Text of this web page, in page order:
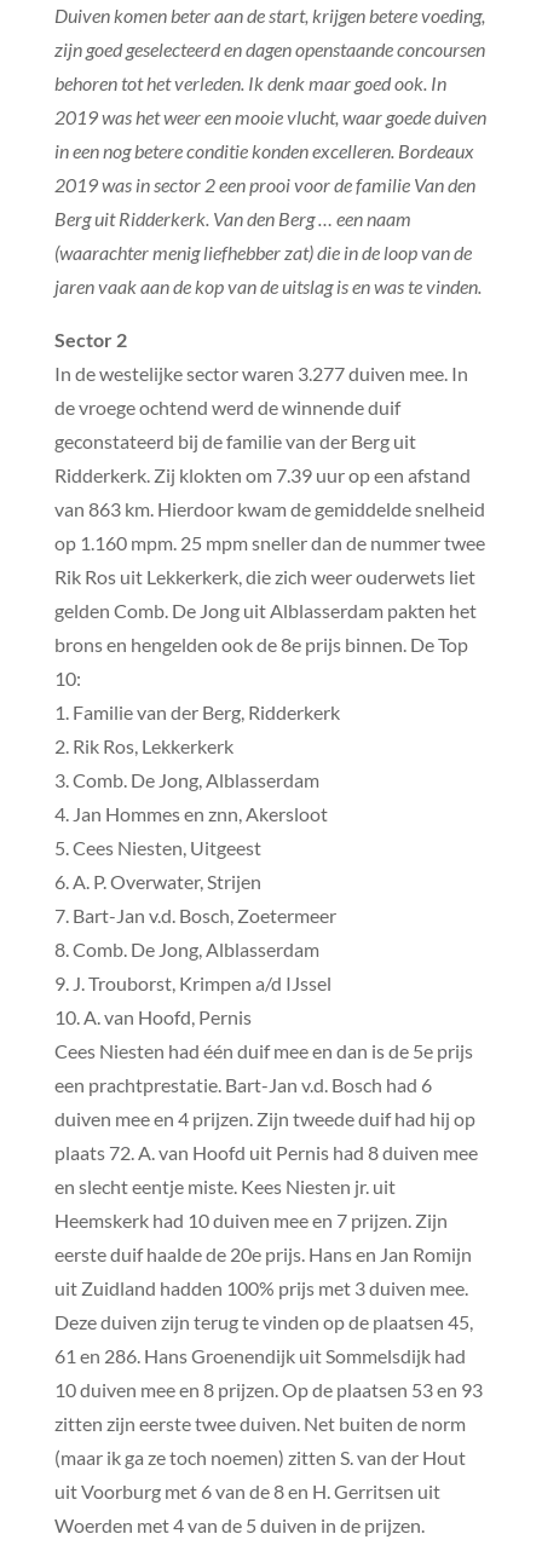
Duiven komen beter aan de start, krijgen betere voeding,
zijn goed geselecteerd en dagen openstaande concoursen
behoren tot het verleden. Ik denk maar goed ook. In
2019 was het weer een mooie vlucht, waar goede duiven
in een nog betere conditie konden excelleren. Bordeaux
2019 was in sector 2 een prooi voor de familie Van den
Berg uit Ridderkerk. Van den Berg … een naam
(waarachter menig liefhebber zat) die in de loop van de
jaren vaak aan de kop van de uitslag is en was te vinden.
Sector 2
In de westelijke sector waren 3.277 duiven mee. In
de vroege ochtend werd de winnende duif
geconstateerd bij de familie van der Berg uit
Ridderkerk. Zij klokten om 7.39 uur op een afstand
van 863 km. Hierdoor kwam de gemiddelde snelheid
op 1.160 mpm. 25 mpm sneller dan de nummer twee
Rik Ros uit Lekkerkerk, die zich weer ouderwets liet
gelden Comb. De Jong uit Alblasserdam pakten het
brons en hengelden ook de 8e prijs binnen. De Top
10:
1. Familie van der Berg, Ridderkerk
2. Rik Ros, Lekkerkerk
3. Comb. De Jong, Alblasserdam
4. Jan Hommes en znn, Akersloot
5. Cees Niesten, Uitgeest
6. A. P. Overwater, Strijen
7. Bart-Jan v.d. Bosch, Zoetermeer
8. Comb. De Jong, Alblasserdam
9. J. Trouborst, Krimpen a/d IJssel
10. A. van Hoofd, Pernis
Cees Niesten had één duif mee en dan is de 5e prijs
een prachtprestatie. Bart-Jan v.d. Bosch had 6
duiven mee en 4 prijzen. Zijn tweede duif had hij op
plaats 72. A. van Hoofd uit Pernis had 8 duiven mee
en slecht eentje miste. Kees Niesten jr. uit
Heemskerk had 10 duiven mee en 7 prijzen. Zijn
eerste duif haalde de 20e prijs. Hans en Jan Romijn
uit Zuidland hadden 100% prijs met 3 duiven mee.
Deze duiven zijn terug te vinden op de plaatsen 45,
61 en 286. Hans Groenendijk uit Sommelsdijk had
10 duiven mee en 8 prijzen. Op de plaatsen 53 en 93
zitten zijn eerste twee duiven. Net buiten de norm
(maar ik ga ze toch noemen) zitten S. van der Hout
uit Voorburg met 6 van de 8 en H. Gerritsen uit
Woerden met 4 van de 5 duiven in de prijzen.